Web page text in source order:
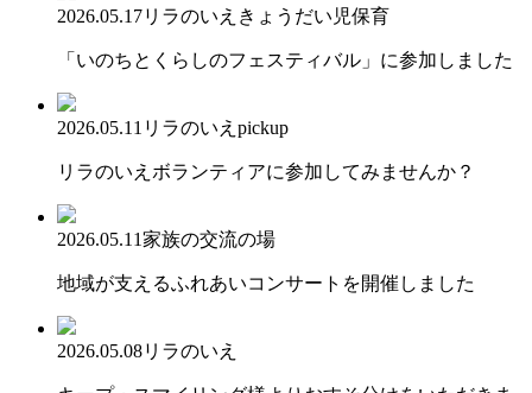
2026.05.17リラのいえ きょうだい児保育
「いのちとくらしのフェスティバル」に参加しました
2026.05.11 リラのいえ pickup
リラのいえボランティアに参加してみませんか？
2026.05.11家族の交流の場
地域が支えるふれあいコンサートを開催しました
2026.05.08リラのいえ